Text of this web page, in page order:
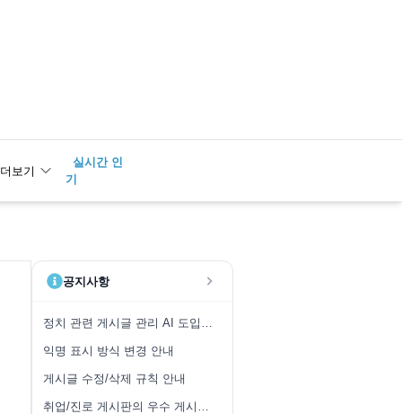
더보기
실시간 인
기
공지사항
정치 관련 게시글 관리 AI 도입 안내
익명 표시 방식 변경 안내
게시글 수정/삭제 규칙 안내
취업/진로 게시판의 우수 게시글 취합 안내